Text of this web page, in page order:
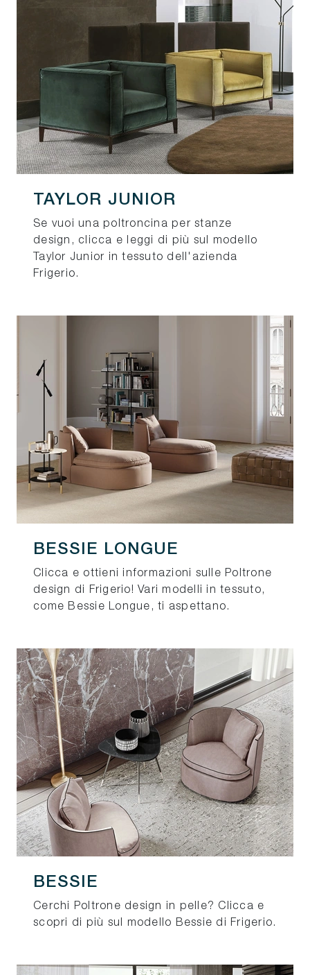
TAYLOR JUNIOR
Se vuoi una poltroncina per stanze
design, clicca e leggi di più sul modello
Taylor Junior in tessuto dell'azienda
Frigerio.
BESSIE LONGUE
Clicca e ottieni informazioni sulle Poltrone
design di Frigerio! Vari modelli in tessuto,
come Bessie Longue, ti aspettano.
BESSIE
Cerchi Poltrone design in pelle? Clicca e
scopri di più sul modello Bessie di Frigerio.